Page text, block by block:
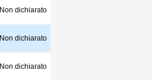
Non dichiarato
Non dichiarato
Non dichiarato